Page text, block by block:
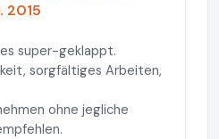
2015
super-geklappt.
sorgfältiges Arbeiten,
ohne jegliche